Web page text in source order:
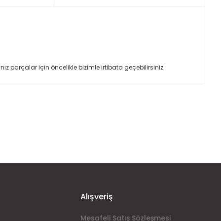
parçalar için öncelikle bizimle irtibata geçebilirsiniz
Alışveriş
Mesafeli Satış Sözleşmesi